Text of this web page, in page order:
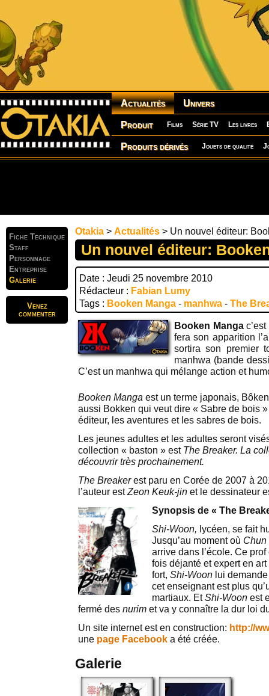
Actualités Univers
Produit Films Série TV Les livres
Produits dérivés Jouets de qualité
Fiche Technique
Staff
Personnage
Entreprise
Galerie
Venez
commenter
Otakia > Actualités > Un nouvel éditeur:
Un nouvel éditeur:
Date : Jeudi 25 novembre 2010
Rédacteur : Fabian Lumy
Tags : Booken Manga - manhwa - The
Booken Mangac’est
fera son apparition
sortira son premier
manhwa (bande
C’est un manhwa qui mélange action et
Booken Manga est un terme japonais,
aussi Bokken qui veut dire « Sabre de bois
éditeur, les aventures et les sabres de bois.
Les jeunes adultes et les adultes seront
collection « baston » estThe Breaker. La
découvrir très prochainement.
The Breakerest paru en Corée de 2007 à
l’auteur estZeon Keuk-jin et le dessinateur
Synopsis de « The
Shi-Woon, lycéen, se fait
Jusqu’au moment où Chun
arrive dans l’école. Ce
fois déjanté et expert en
fort, Shi-Woon lui
cet enseignant est plus
martiaux. EtShi-Woon est
fermé des nurim et va y connaître la dur loi
Un site internet est en construction: http://
une page Facebook a été créée.
Galerie